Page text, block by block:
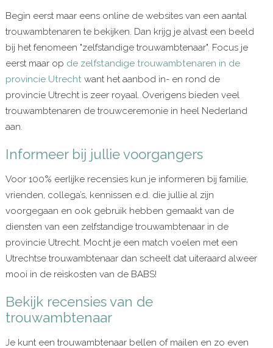
Begin eerst maar eens online de websites van een aantal
trouwambtenaren te bekijken. Dan krijg je alvast een beeld
bij het fenomeen "zelfstandige trouwambtenaar". Focus je
eerst maar op de zelfstandige trouwambtenaren in de
provincie Utrechtwant het aanbod in- en rond de
provincie Utrecht is zeer royaal. Overigens bieden veel
trouwambtenaren de trouwceremonie in heel Nederland
aan.
Informeer bij jullie voorgangers
Voor 100% eerlijke recensies kun je informeren bij familie,
vrienden, collega’s, kennissen e.d. die jullie al zijn
voorgegaan en ook gebruik hebben gemaakt van de
diensten van een zelfstandige trouwambtenaar in de
provincie Utrecht. Mocht je een match voelen met een
Utrechtse trouwambtenaar dan scheelt dat uiteraard alweer
mooi in de reiskosten van de BABS!
Bekijk recensies van de
trouwambtenaar
Je kunt een trouwambtenaar bellen of mailen en zo even